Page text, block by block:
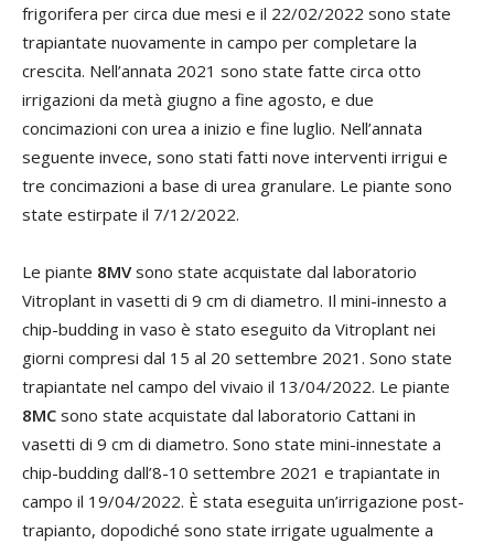
frigorifera per circa due mesi e il 22/02/2022 sono state
trapiantate nuovamente in campo per completare la
crescita. Nell’annata 2021 sono state fatte circa otto
irrigazioni da metà giugno a fine agosto, e due
concimazioni con urea a inizio e fine luglio. Nell’annata
seguente invece, sono stati fatti nove interventi irrigui e
tre concimazioni a base di urea granulare. Le piante sono
state estirpate il 7/12/2022.
Le piante 8MVsono state acquistate dal laboratorio
Vitroplant in vasetti di 9 cm di diametro. Il mini-innesto a
chip-budding in vaso è stato eseguito da Vitroplant nei
giorni compresi dal 15 al 20 settembre 2021. Sono state
trapiantate nel campo del vivaio il 13/04/2022. Le piante
8MC sono state acquistate dal laboratorio Cattani in
vasetti di 9 cm di diametro. Sono state mini-innestate a
chip-budding dall’8-10 settembre 2021 e trapiantate in
campo il 19/04/2022. È stata eseguita un’irrigazione post-
trapianto, dopodiché sono state irrigate ugualmente a